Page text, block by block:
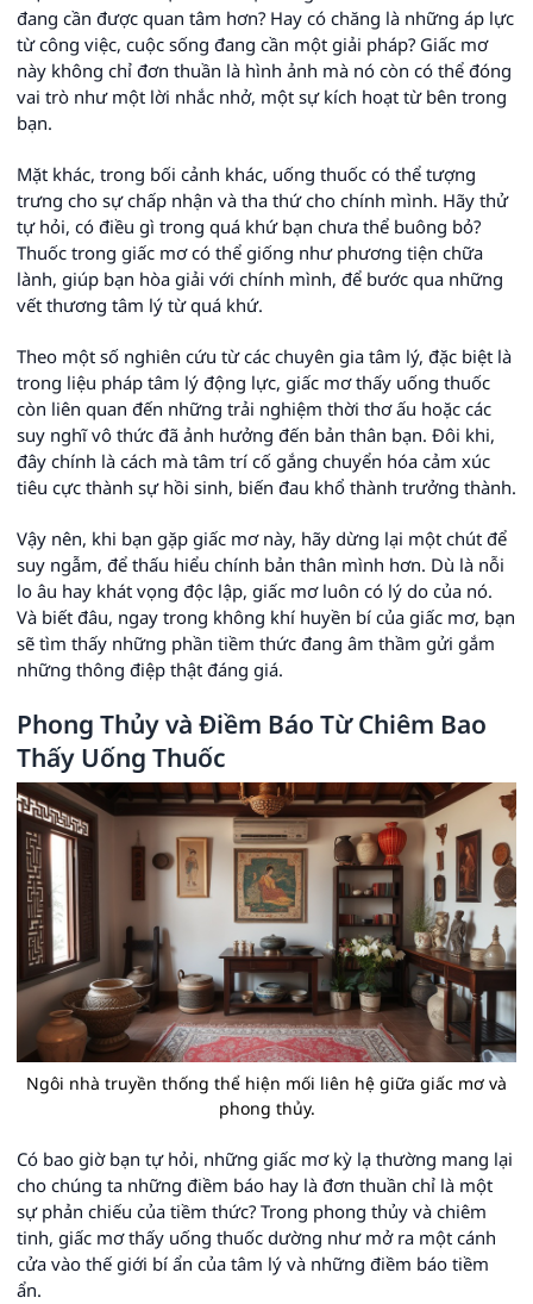
đang cần được quan tâm hơn? Hay có chăng là những áp lực
từ công việc, cuộc sống đang cần một giải pháp? Giấc mơ
này không chỉ đơn thuần là hình ảnh mà nó còn có thể đóng
vai trò như một lời nhắc nhở, một sự kích hoạt từ bên trong
bạn.
Mặt khác, trong bối cảnh khác, uống thuốc có thể tượng
trưng cho sự chấp nhận và tha thứ cho chính mình. Hãy thử
tự hỏi, có điều gì trong quá khứ bạn chưa thể buông bỏ?
Thuốc trong giấc mơ có thể giống như phương tiện chữa
lành, giúp bạn hòa giải với chính mình, để bước qua những
vết thương tâm lý từ quá khứ.
Theo một số nghiên cứu từ các chuyên gia tâm lý, đặc biệt là
trong liệu pháp tâm lý động lực, giấc mơ thấy uống thuốc
còn liên quan đến những trải nghiệm thời thơ ấu hoặc các
suy nghĩ vô thức đã ảnh hưởng đến bản thân bạn. Đôi khi,
đây chính là cách mà tâm trí cố gắng chuyển hóa cảm xúc
tiêu cực thành sự hồi sinh, biến đau khổ thành trưởng thành.
Vậy nên, khi bạn gặp giấc mơ này, hãy dừng lại một chút để
suy ngẫm, để thấu hiểu chính bản thân mình hơn. Dù là nỗi
lo âu hay khát vọng độc lập, giấc mơ luôn có lý do của nó.
Và biết đâu, ngay trong không khí huyền bí của giấc mơ, bạn
sẽ tìm thấy những phần tiềm thức đang âm thầm gửi gắm
những thông điệp thật đáng giá.
Phong Thủy và Điềm Báo Từ Chiêm Bao
Thấy Uống Thuốc
Ngôi nhà truyền thống thể hiện mối liên hệ giữa giấc mơ và
phong thủy.
Có bao giờ bạn tự hỏi, những giấc mơ kỳ lạ thường mang lại
cho chúng ta những điềm báo hay là đơn thuần chỉ là một
sự phản chiếu của tiềm thức? Trong phong thủy và chiêm
tinh, giấc mơ thấy uống thuốc dường như mở ra một cánh
cửa vào thế giới bí ẩn của tâm lý và những điềm báo tiềm
ẩn.